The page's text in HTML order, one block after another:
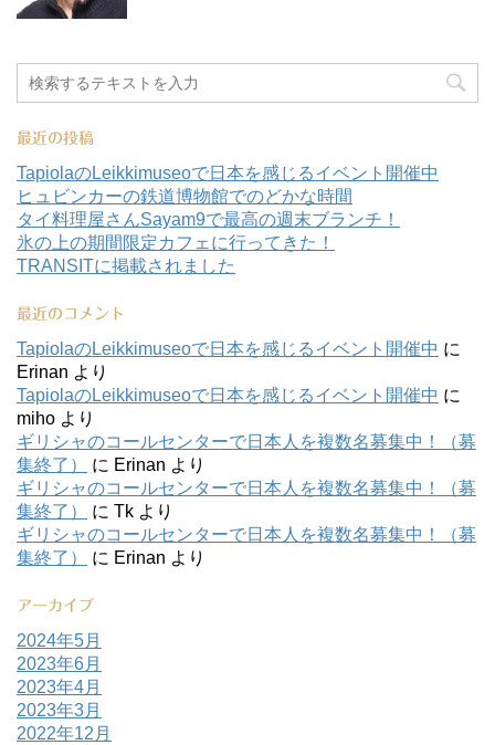
最近の投稿
TapiolaのLeikkimuseoで日本を感じるイベント開催中
ヒュビンカーの鉄道博物館でのどかな時間
タイ料理屋さんSayam9で最高の週末ブランチ！
氷の上の期間限定カフェに行ってきた！
TRANSITに掲載されました
最近のコメント
TapiolaのLeikkimuseoで日本を感じるイベント開催中 に
Erinan より
TapiolaのLeikkimuseoで日本を感じるイベント開催中 に
miho より
ギリシャのコールセンターで日本人を複数名募集中！（募
集終了）
に Erinan より
ギリシャのコールセンターで日本人を複数名募集中！（募
集終了）
に Tk より
ギリシャのコールセンターで日本人を複数名募集中！（募
集終了）
に Erinan より
アーカイブ
2024年5月
2023年6月
2023年4月
2023年3月
2022年12月